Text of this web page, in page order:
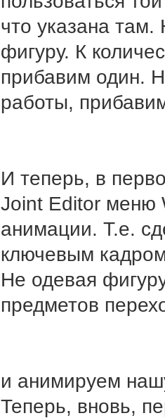
что указана там.
фигуру. К
прибавим один.
работы,
И теперь, в
Joint Editor меню
анимации. Т.е.
ключевым
Не одевая
предметов
и анимируем
Теперь, вновь,